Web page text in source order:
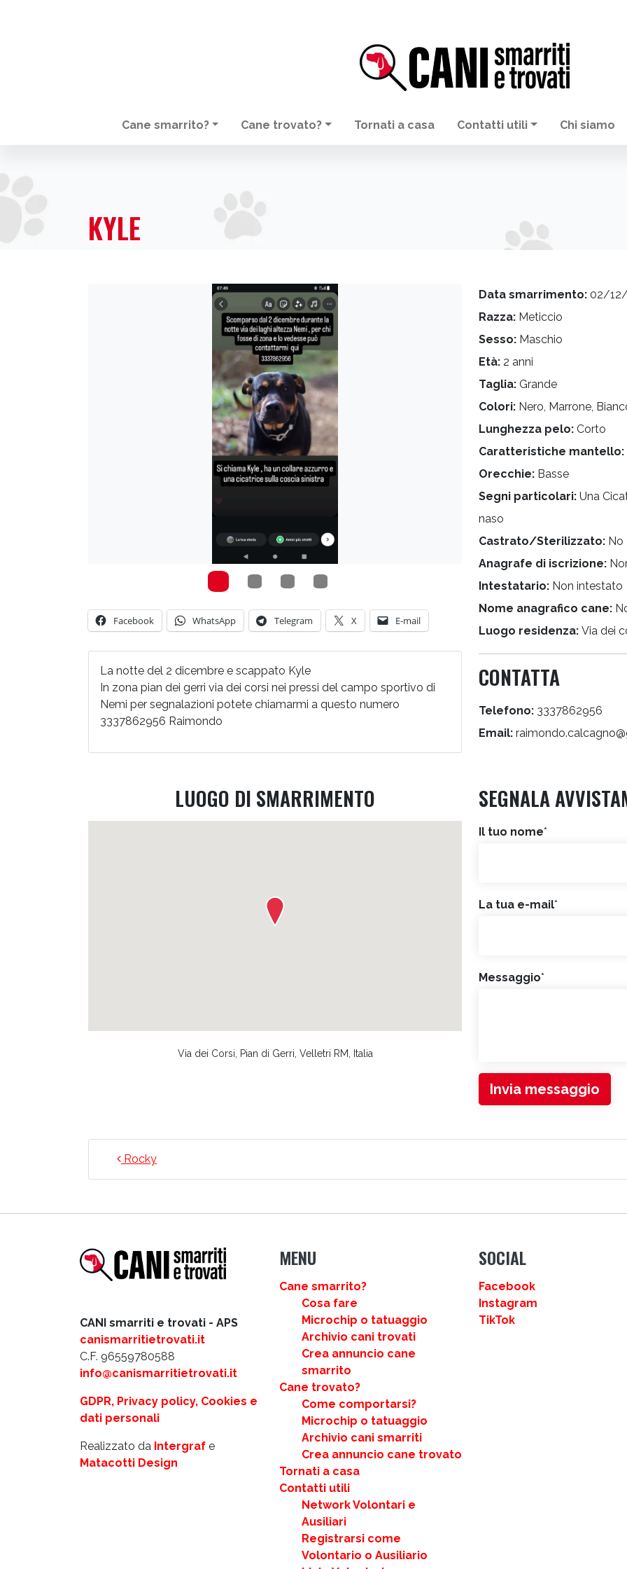
NAVIGAZIONE PRINCIPALE
Cane smarrito? Cane trovato? Tornati a casa Contatti utili Chi siamo
KYLE
Facebook WhatsApp Telegram X E-mail
La notte del 2 dicembre e scappato Kyle
In zona pian dei gerri via dei corsi nei pressi del campo sportivo di
Nemi per segnalazioni potete chiamarmi a questo numero
3337862956 Raimondo
Data smarrimento: 02/
Razza: Meticcio
Sesso: Maschio
Età: 2 anni
Taglia: Grande
Colori: Nero, Marrone,
Lunghezza pelo: Corto
Caratteristiche mantello:
Orecchie: Basse
Segni particolari: Una
naso
Castrato/Sterilizzato: No
Anagrafe di iscrizione:
Intestatario: Non intestato
Nome anagrafico cane:
Luogo residenza: Via dei
CONTATTA
Telefono: 3337862956
Email:
LUOGO DI SMARRIMENTO
Via dei Corsi, Pian di Gerri, Velletri RM, Italia
SEGNALA
Il tuo nome*
La tua e-mail*
Messaggio*
Invia messaggio
NAVIGAZIONE ARTICOLI
Rocky
CANI smarriti e trovati - APS
canismarritietrovati.it
C.F. 96559780588
info@canismarritietrovati.it
GDPR, Privacy policy, Cookies e
dati personali
Realizzato da Intergraf e
Matacotti Design
MENU
Cane smarrito?
Cosa fare
Microchip o tatuaggio
Archivio cani trovati
Crea annuncio cane
smarrito
Cane trovato?
Come comportarsi?
Microchip o tatuaggio
Archivio cani smarriti
Crea annuncio cane trovato
Tornati a casa
Contatti utili
Network Volontari e
Ausiliari
Registrarsi come
Volontario o Ausiliario
SOCIAL
Facebook
Instagram
TikTok